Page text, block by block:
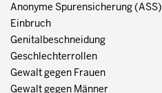
Anonyme Spurensicherung (ASS)
Einbruch
Genitalbeschneidung
Geschlechterrollen
Gewalt gegen Frauen
Gewalt gegen Männer